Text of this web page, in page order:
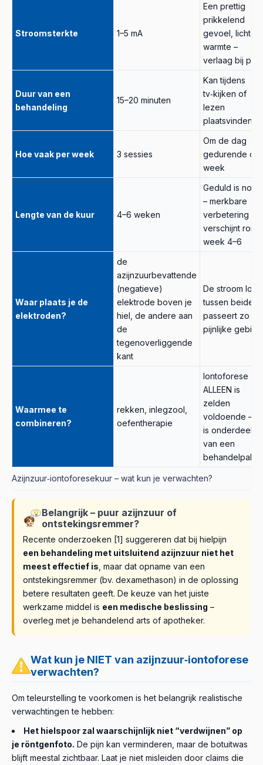
Azijnzuur‑iontoforesekuur – wat kun je verwachten?
Stroomsterkte 1–5 mA
Een prettig
prikkelend
gevoel, lichte
warmte –
verlaag bij pijn
Duur van een
behandeling
15–20 minuten
Kan tijdens
tv‑kijken of
lezen
plaatsvinden
Hoe vaak per week 3 sessies
Om de dag
gedurende de
week
Lengte van de kuur 4–6 weken
Geduld is
– merkbare
verbetering
verschijnt rond
week 4–6
Waar plaats je de
elektroden?
de
azijnzuurbevattende
(negatieve)
elektrode boven je
hiel, de andere aan
de
tegenoverliggende
kant
De stroom
tussen beide
passeert zo
pijnlijke gebied
Waarmee te
combineren?
rekken, inlegzool,
oefentherapie
Iontoforese
ALLEEN is
zelden
voldoende –
is onderdeel
van een
Belangrijk – puur azijnzuur of
ontstekingsremmer?
Recente onderzoeken [1] suggereren dat bij hielpijn
een behandeling met uitsluitend azijnzuur niet het
meest effectief is , maar dat opname van een
ontstekingsremmer (bv. dexamethason) in de oplossing
betere resultaten geeft. De keuze van het juiste
werkzame middel is een medische beslissing –
overleg met je behandelend arts of apotheker.
Wat kun je NIET van azijnzuur‑iontoforese
verwachten?
Om teleurstelling te voorkomen is het belangrijk realistische
verwachtingen te hebben:
Het hielspoor zal waarschijnlijk niet “verdwijnen” op
je röntgenfoto. De pijn kan verminderen, maar de botuitwas
blijft meestal zichtbaar. Laat je niet misleiden door claims die